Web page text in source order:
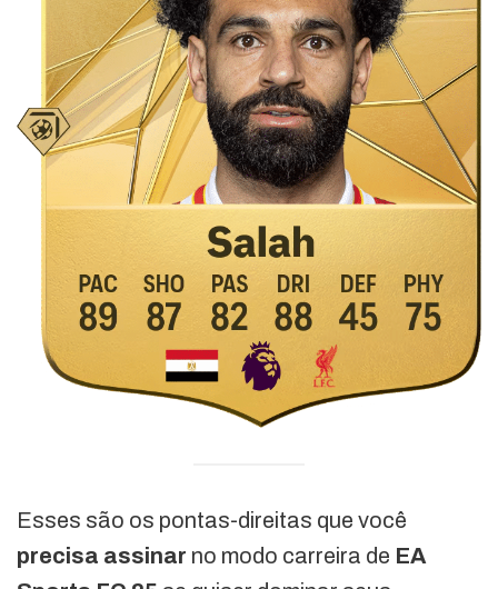
Esses são os pontas-direitas que você
precisa assinar no modo carreira de EA